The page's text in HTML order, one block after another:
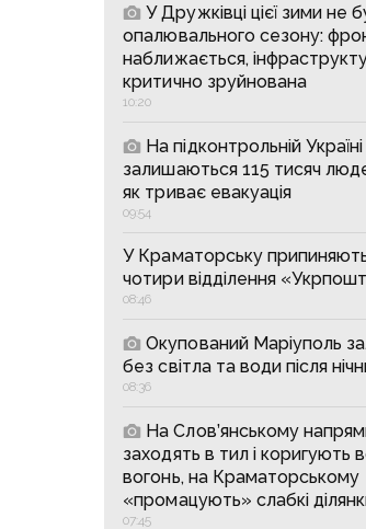
У Дружківці цієї зими не
опалювального сезону:
наближається,
критично зруйнована
10:20
На підконтрольній
залишаються 115 тисяч
як триває евакуація
09:54
У Краматорську
чотири відділення
08:46
Окупований Маріуполь
без світла та води після
08:36
На Слов’янському
заходять в тил і коригують
вогонь, на Краматорському
«промацують» слабкі
07:45